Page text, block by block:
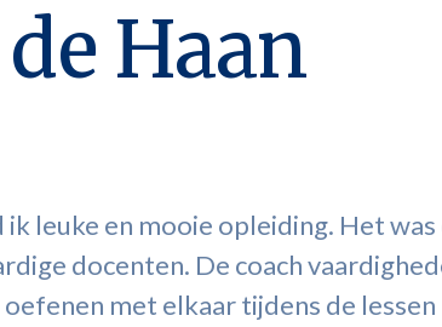
Haan
ik leuke en mooie opleiding. Het
docenten. De coach
met elkaar tijdens de lessen